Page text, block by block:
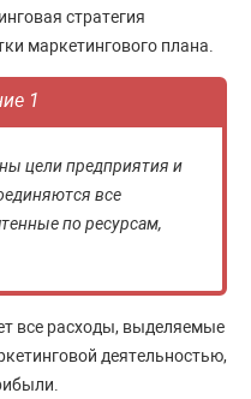
стратегия
маркетингового плана.
1
цели предприятия и
все
по ресурсам,
все расходы, выделяемые
деятельностью,